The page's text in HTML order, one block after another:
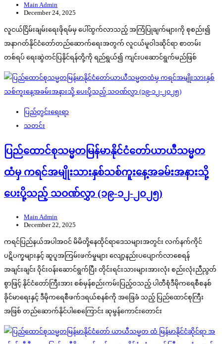
Main Admin
December 24, 2025
လူငယ်ငြိမ်းချမ်းရေးဖိုရမ်မှ ပေါ်ထွက်လာသည့် အကြံပြုချက်များကို စုစည်း၍
အနာဂတ်နိုင်ငံတော်တည်ဆောက်ရေးအတွက် လူငယ်မူဝါဒဆိုင်ရာ စာတမ်း
တစ်ရပ် ရေးဆွဲတင်ပြနိုင်ရန်တို့ကို ရည်ရွယ်၍ ကျင်းပဆောင်ရွက်မည်ဖြစ်
ပြည်တွင်းရေးရာ
သတင်း
ပြည်ထောင်စုသမ္မတမြန်မာနိုင်ငံတော်ယာယီသမ္မတ
ထံမှ ကရင်အမျိုးသားနှစ်သစ်ကူးနေ့အခမ်းအနားသို့
ပေးပို့သည့် သဝဏ်လွှာ (၁၉-၁၂-၂၀၂၅)
Main Admin
December 22, 2025
ကရင်ပြည်နယ်အပါအဝင် မိမိတို့နေထိုင်ရာဒေသများအတွင်း လက်နက်ကိုင်
ပဋိပက္ခများနှင့် ဆူပူအကြမ်းဖက်မှုများ လျော့နည်းပပျောက်လာစေရန်
အချင်းချင်း ဝိုင်းဝန်းဆောင်ရွက်ပြီး တိုင်းရင်းသားများအားလုံး စည်းလုံးညီညွတ်
စွာဖြင့် နိုင်ငံတော်ကြီးအား စစ်မှန်စည်းကမ်းပြည့်ဝသည့် ပါတီစုံဒီမိုကရေစီစနစ်
ခိုင်မာရေးနှင့် ဒီမိုကရေစီဖက်ဒရယ်စနစ်ကို အခြေခံ သည့် ပြည်ထောင်စုကြီး
အဖြစ် တည်ဆောက်နိုင်ပါစေကြောင်း ဆုမွန်ကောင်းတောင်း